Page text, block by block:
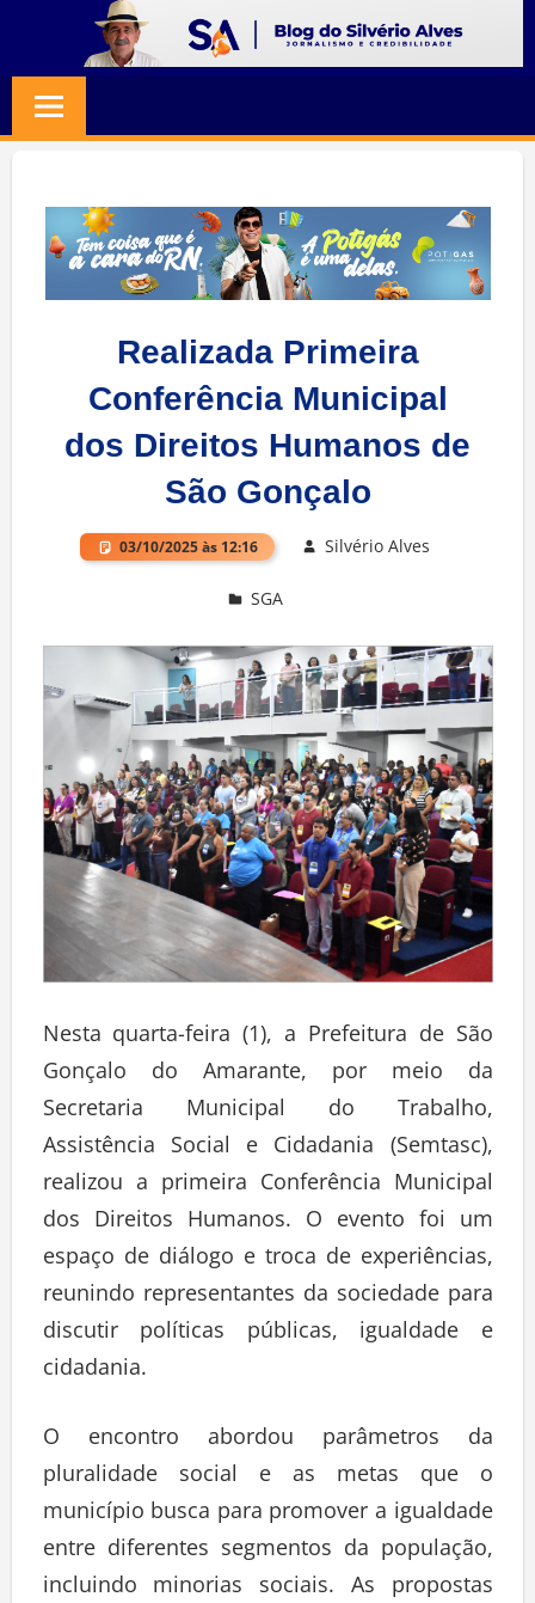
content
SILVERIO
ALVES
Jornalismo
Credibilidade
Realizada Primeira
Conferência Municipal
dos Direitos Humanos de
São Gonçalo
03/10/2025 às 12:16 Silvério Alves
SGA
Nesta quarta-feira (1), a Prefeitura de São
Gonçalo do Amarante, por meio da
Secretaria Municipal do Trabalho,
Assistência Social e Cidadania (Semtasc),
realizou a primeira Conferência Municipal
dos Direitos Humanos. O evento foi um
espaço de diálogo e troca de experiências,
reunindo representantes da sociedade para
discutir políticas públicas, igualdade e
cidadania.
O encontro abordou parâmetros da
pluralidade social e as metas que o
município busca para promover a igualdade
entre diferentes segmentos da população,
incluindo minorias sociais. As propostas